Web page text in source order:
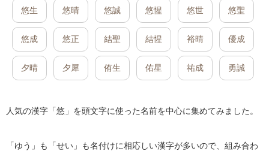
悠生 悠晴 悠誠 悠惺 悠世 悠聖
悠成 悠正 結聖 結惺 裕晴 優成
夕晴 夕犀 侑生 佑星 祐成 勇誠
人気の漢字「悠」を頭文字に使った名前を中心に集めてみました。
「ゆう」も「せい」も名付けに相応しい漢字が多いので、組み合わ